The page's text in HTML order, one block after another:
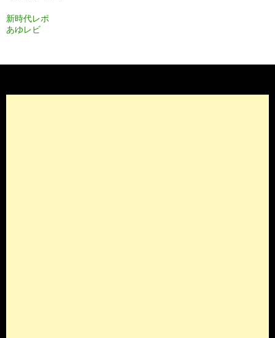
ン
新時代レポ
あゆレビ